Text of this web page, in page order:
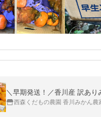
＼早期発送！／香川産 訳あ
西森くだもの農園 香川みかん農